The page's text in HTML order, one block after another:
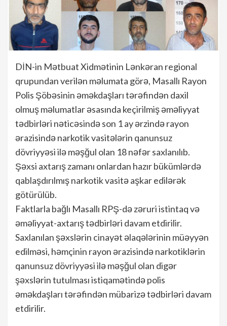
DİN-in Mətbuat Xidmətinin Lənkəran regional
qrupundan verilən məlumata görə, Masallı Rayon
Polis Şöbəsinin əməkdaşları tərəfindən daxil
olmuş məlumatlar əsasında keçirilmiş əməliyyat
tədbirləri nəticəsində son 1 ay ərzində rayon
ərazisində narkotik vasitələrin qanunsuz
dövriyyəsi ilə məşğul olan 18 nəfər saxlanılıb.
Şəxsi axtarış zamanı onlardan hazır bükümlərdə
qablaşdırılmış narkotik vasitə aşkar edilərək
götürülüb.
Faktlarla bağlı Masallı RPŞ-də zəruri istintaq və
əməliyyat-axtarış tədbirləri davam etdirilir.
Saxlanılan şəxslərin cinayət əlaqələrinin müəyyən
edilməsi, həmçinin rayon ərazisində narkotiklərin
qanunsuz dövriyyəsi ilə məşğul olan digər
şəxslərin tutulması istiqamətində polis
əməkdaşları tərəfindən mübarizə tədbirləri davam
etdirilir.